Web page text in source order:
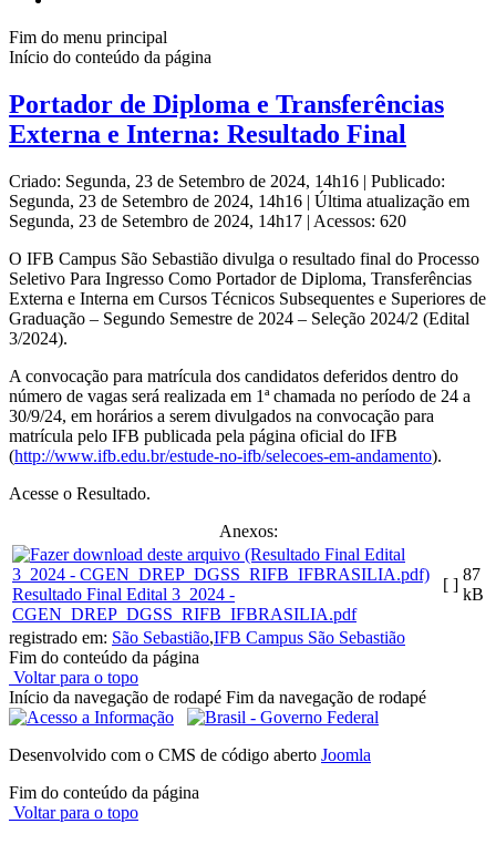
Fim do menu principal
Início do conteúdo da página
Portador de Diploma e Transferências
Externa e Interna: Resultado Final
Criado: Segunda, 23 de Setembro de 2024, 14h16 | Publicado:
Segunda, 23 de Setembro de 2024, 14h16 | Última atualização em
Segunda, 23 de Setembro de 2024, 14h17 | Acessos: 620
O IFB Campus São Sebastião divulga o resultado final do Processo
Seletivo Para Ingresso Como Portador de Diploma, Transferências
Externa e Interna em Cursos Técnicos Subsequentes e Superiores de
Graduação – Segundo Semestre de 2024 – Seleção 2024/2 (Edital
3/2024).
A convocação para matrícula dos candidatos deferidos dentro do
número de vagas será realizada em 1ª chamada no período de 24 a
30/9/24, em horários a serem divulgados na convocação para
matrícula pelo IFB publicada pela página oficial do IFB
(http://www.ifb.edu.br/estude-no-ifb/selecoes-em-andamento).
Acesse o Resultado.
Anexos:
Resultado Final Edital 3_2024 -
CGEN_DREP_DGSS_RIFB_IFBRASILIA.pdf
[ ]
87
kB
registrado em: São Sebastião,IFB Campus São Sebastião
Fim do conteúdo da página
Voltar para o topo
Início da navegação de rodapé Fim da navegação de rodapé
Desenvolvido com o CMS de código aberto Joomla
Fim do conteúdo da página
Voltar para o topo